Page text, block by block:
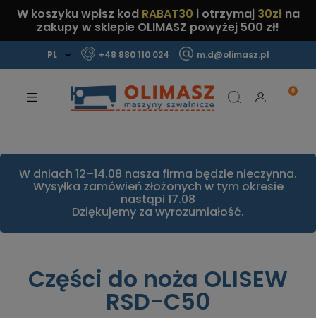
W koszyku wpisz kod RABAT30 i otrzymaj 30złna
zakupy w sklepie OLIMASZ powyżej 500 zł!
+48 880 110 024 m.d@olimasz.pl
Sprawdź!
W dniach 12–14.08 nasza firma będzie nieczynna.
Wysyłka zamówień złożonych w tym okresie
nastąpi 17.08
Dziękujemy za wyrozumiałość.
Części do noża OLISEW
RSD-C50